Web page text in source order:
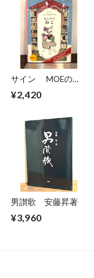
サイン MOEのえ
こ ヒグチユウコ
¥2,420
男讃歌 安藤昇著
¥3,960